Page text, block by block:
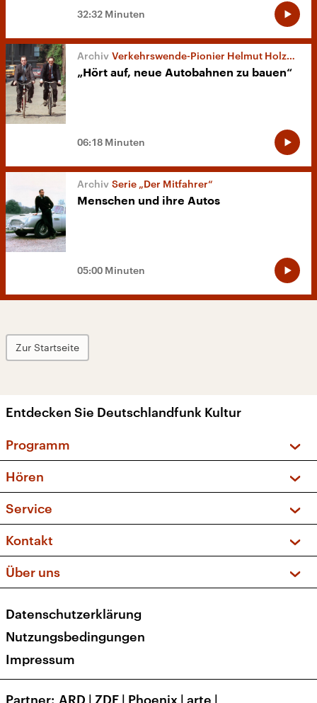
32:32 Minuten
Verkehrswende-Pionier Helmut Holzapfel
„Hört auf, neue Autobahnen zu bauen“
06:18 Minuten
Serie „Der Mitfahrer“
Menschen und ihre Autos
05:00 Minuten
Zur Startseite
Entdecken Sie Deutschlandfunk Kultur
Programm
Sendungen und Podcasts
Musikliste
Kakadu – Das Kinderprogramm
Hören
Frequenzen (UKW + DAB+)
Service
FAQ
Apps
Newsletter
Veranstaltungen
Kontakt
Social Media
Über uns
Presse
Karriere
Transparenz
Datenschutzerklärung
Nutzungsbedingungen
Impressum
Partner ARD | ZDF | Phoenix | arte |